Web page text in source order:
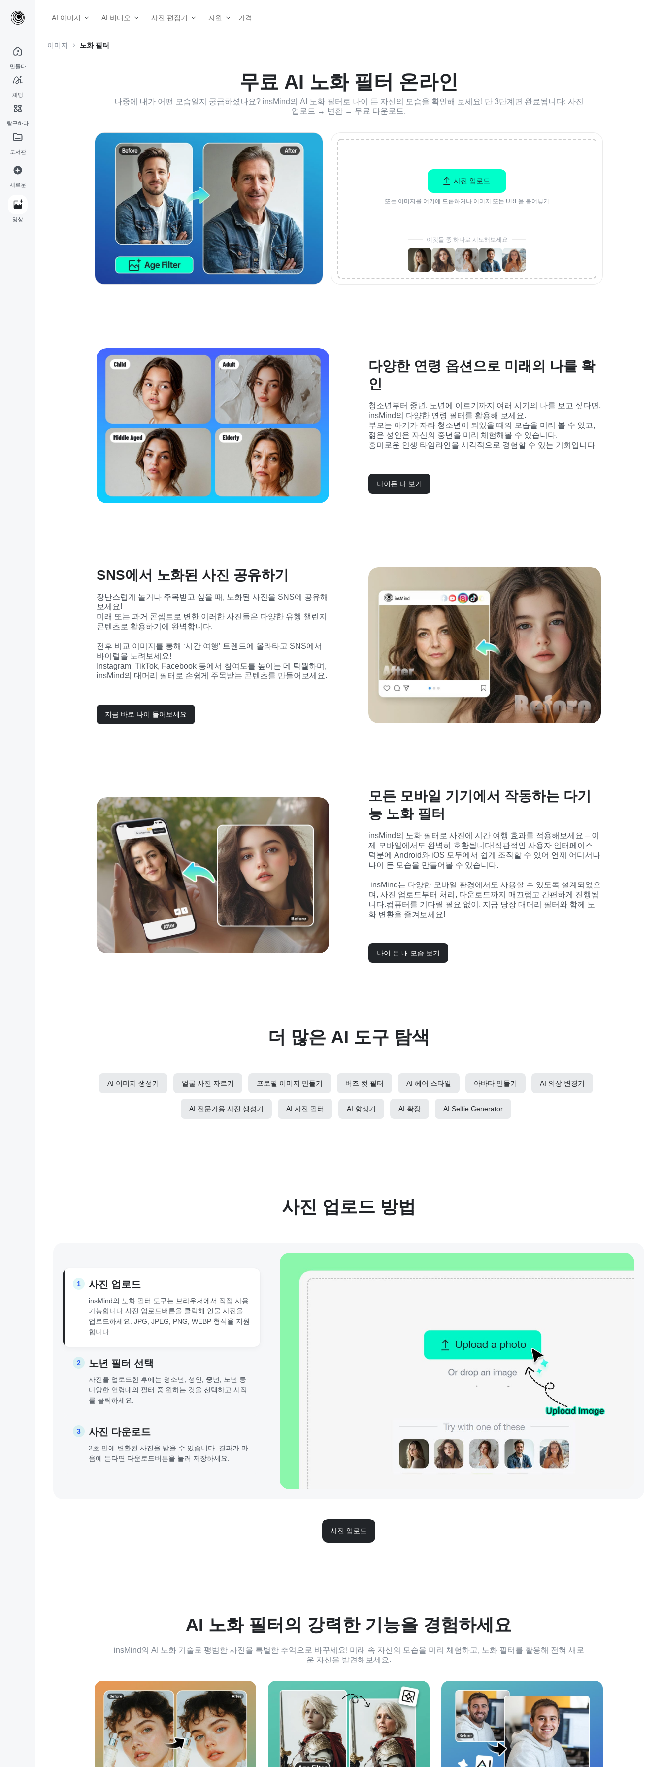
AI 이미지 AI 비디오 사진 편집기 자원 가격
만들다
채팅
탐구하다
도서관
새로운
영상
이미지 노화 필터
무료 AI 노화 필터 온라인
나중에 내가 어떤 모습일지 궁금하셨나요? insMind의 AI 노화 필터로 나이 든 자신의 모습을 확인해 보세요! 단 3단계면 완료됩니다: 사진
업로드 → 변환 → 무료 다운로드.
사진 업로드
또는 이미지를 여기에 드롭하거나 이미지 또는 URL을 붙여넣기
이것들 중 하나로 시도해보세요
다양한 연령 옵션으로 미래의 나를 확
인
청소년부터 중년, 노년에 이르기까지 여러 시기의 나를 보고 싶다면,
insMind의 다양한 연령 필터를 활용해 보세요.
부모는 아기가 자라 청소년이 되었을 때의 모습을 미리 볼 수 있고,
젊은 성인은 자신의 중년을 미리 체험해볼 수 있습니다.
흥미로운 인생 타임라인을 시각적으로 경험할 수 있는 기회입니다.
나이든 나 보기
SNS에서 노화된 사진 공유하기
장난스럽게 놀거나 주목받고 싶을 때, 노화된 사진을 SNS에 공유해
보세요!
미래 또는 과거 콘셉트로 변한 이러한 사진들은 다양한 유행 챌린지
콘텐츠로 활용하기에 완벽합니다.
전후 비교 이미지를 통해 ‘시간 여행’ 트렌드에 올라타고 SNS에서
바이럴을 노려보세요!
Instagram, TikTok, Facebook 등에서 참여도를 높이는 데 탁월하며,
insMind의 대머리 필터로 손쉽게 주목받는 콘텐츠를 만들어보세요.
지금 바로 나이 들어보세요
모든 모바일 기기에서 작동하는 다기
능 노화 필터
insMind의 노화 필터로 사진에 시간 여행 효과를 적용해보세요 – 이
제 모바일에서도 완벽히 호환됩니다!직관적인 사용자 인터페이스
덕분에 Android와 iOS 모두에서 쉽게 조작할 수 있어 언제 어디서나
나이 든 모습을 만들어볼 수 있습니다.
며, 사진 업로드부터 처리, 다운로드까지 매끄럽고 간편하게 진행됩
니다.컴퓨터를 기다릴 필요 없이, 지금 당장 대머리 필터와 함께 노
화 변환을 즐겨보세요!
나이 든 내 모습 보기
더 많은 AI 도구 탐색
AI 이미지 생성기 얼굴 사진 자르기 프로필 이미지 만들기 버즈 컷 필터 AI 헤어 스타일 아바타 만들기 AI 의상 변경기
AI 전문가용 사진 생성기 AI 사진 필터 AI 향상기 AI 확장 AI Selfie Generator
사진 업로드 방법
1 사진 업로드
insMind의 노화 필터 도구는 브라우저에서 직접 사용
가능합니다.사진 업로드버튼을 클릭해 인물 사진을
업로드하세요. JPG, JPEG, PNG, WEBP 형식을 지원
합니다.
2 노년 필터 선택
사진을 업로드한 후에는 청소년, 성인, 중년, 노년 등
다양한 연령대의 필터 중 원하는 것을 선택하고 시작
를 클릭하세요.
3 사진 다운로드
2초 만에 변환된 사진을 받을 수 있습니다. 결과가 마
음에 든다면 다운로드버튼을 눌러 저장하세요.
사진 업로드
AI 노화 필터의 강력한 기능을 경험하세요
insMind의 AI 노화 기술로 평범한 사진을 특별한 추억으로 바꾸세요! 미래 속 자신의 모습을 미리 체험하고, 노화 필터를 활용해 전혀 새로
운 자신을 발견해보세요.